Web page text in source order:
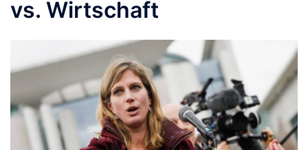
vs. Wirtschaft